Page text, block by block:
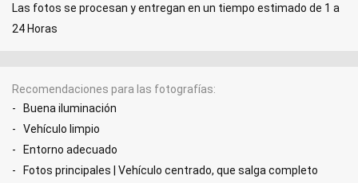
Las fotos se procesan y entregan en un tiempo estimado de 1 a
24 Horas
Recomendaciones para las fotografías
- Buena iluminación
- Vehículo limpio
- Entorno adecuado
- Fotos principales | Vehículo centrado, que salga completo